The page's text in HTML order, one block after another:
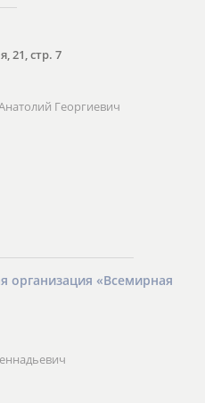
21, стр. 7
Георгиевич
организация «Всемирная